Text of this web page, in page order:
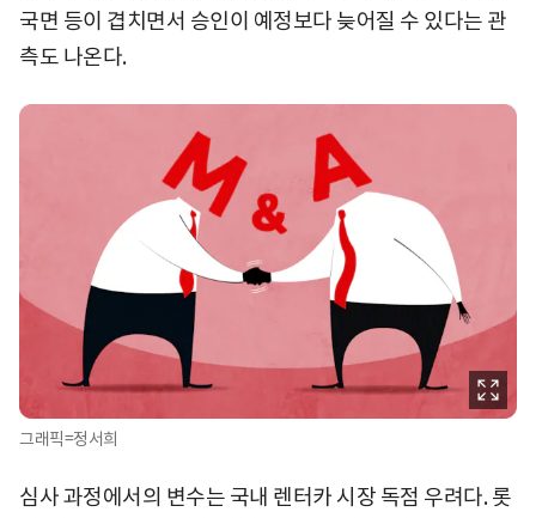
국면 등이 겹치면서 승인이 예정보다 늦어질 수 있다는 관
측도 나온다.
그래픽=정서희
심사 과정에서의 변수는 국내 렌터카 시장 독점 우려다. 롯